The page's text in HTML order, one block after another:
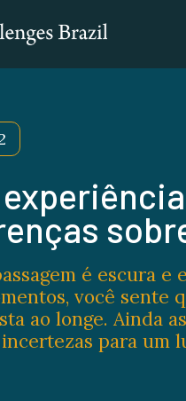
é escura
você sente
ao longe. Ainda
para um